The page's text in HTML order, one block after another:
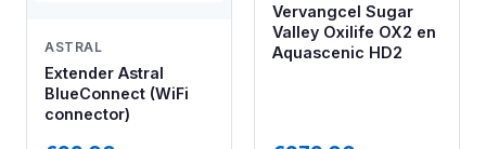
ASTRAL
Extender Astral
BlueConnect (WiFi
connector)
Vervangcel Sugar
Valley Oxilife OX2 en
Aquascenic HD2